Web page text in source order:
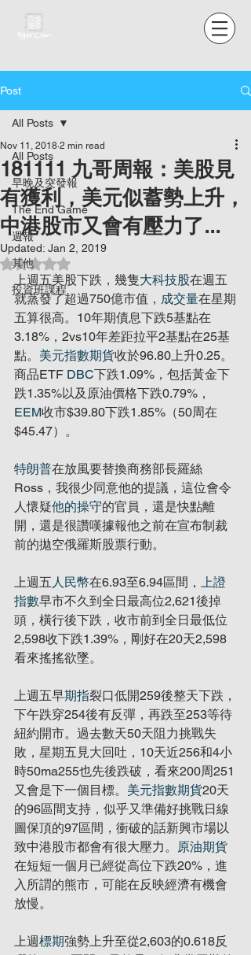
Post
All Posts
早晚及突發報
The End Game
週報
其他
投資班課程
All Posts
181111 九哥周報：美股見
有獲利，美元似蓄勢上升，
中港股市又會有壓力了...
Nov 11, 2018 2 min read
Updated: Jan 2, 2019
Rated NaN out of 5 stars.
上週五美股下跌，幾隻大科技股在週五
就蒸發了超過750億市值， 成交量在星期
五算很高。10年期債息下跌5基點在
3.18%，2vs10年差距拉平2基點在25基
點。 美元指數期貨收於96.80上升0.25。
商品ETF DBC下跌1.09%，包括黃金下
跌1.35%以及原油價格下跌0.79%，
EEM收市$39.80下跌1.85%（50周在
$45.47）。
特朗普在放風要替換商務部長羅絲
Ross，我很少同意他的提議，這位會令
人懷疑他的操守的官員，還是快點離
開，還是很讚嘆據報他之前在宣布制裁
前的拋空俄羅斯股票行動。
上週五人民幣在6.93至6.94區間， 上證
指數早市不久到全日最高位2,621後掉
頭，橫行後下跌，收市前到全日最低位
2,598收下跌1.39%，剛好在20天2,598
看來搖搖欲墜。
上週五早期指裂口低開259後整天下跌，
下午跌穿254後有反彈，再跌至253等待
紐約開市。過去數天50天阻力挑戰失
敗，星期五見大回吐，10天近256和4小
時50ma255也先後跌破，看來200周251
又會是下一個目標。 美元指數期貨20天
的96區間支持，似乎又準備好挑戰日線
圖保頂的97區間，衝破的話新興市場以
致中港股市都會有很大壓力。 原油期貨
在短短一個月已經從高位下跌20%，進
入所謂的熊市，可能在反映經濟有機會
放慢。
上週標期強勢上升至從2,603的0.618反